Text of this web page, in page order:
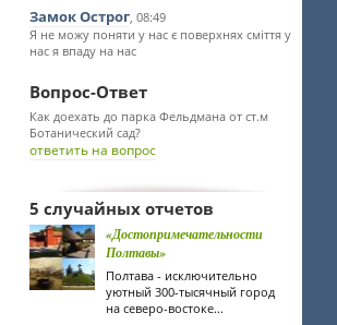
Замок Острог, 08:49
Я не можу поняти у нас є поверхнях сміття у
нас я впаду на нас
Вопрос-Ответ
Как доехать до парка Фельдмана от ст.м
Ботанический сад?
ответить на вопрос
5 случайных отчетов
«Достопримечательности
Полтавы»
Полтава - исключительно
уютный 300-тысячный город
на северо-востоке...